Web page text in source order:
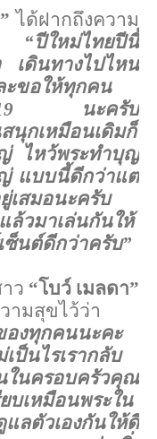
ได้ฝากถึงความ
“ปีใหม่ไทยปีนี้
เดินทางไปไหน
ะขอให้ทุกคน
ด-19 นะครับ
นุกเหมือนเดิมก็
ญ่ ไหว้พระทำบุญ
แบบนี้ดีกว่าแต่
เสมอนะครับ
ล้วมาเล่นกันให้
ซ็นต์ดีกว่าครับ”
ว “โบว์ เมลดา”
ามสุขไว้ว่า
องทุกคนนะคะ
ป็นไรเรากลับ
นครอบครัวคุณ
บเหมือนพระใน
ลตัวเองกันให้ดี